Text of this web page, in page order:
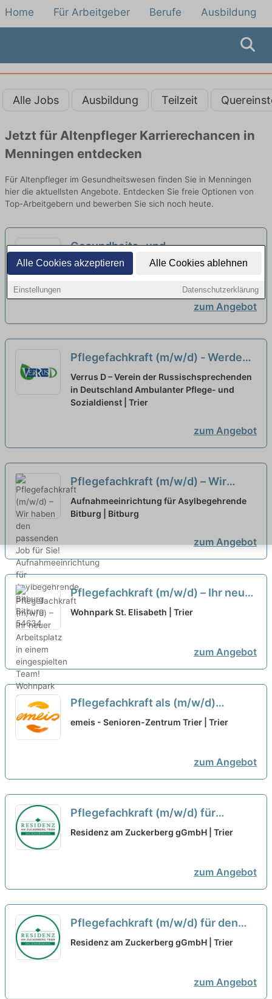
Alle Cookies akzeptieren Alle Cookies ablehnen
Einstellungen Datenschutzerklärung
Home Für Arbeitgeber Berufe Ausbildung
Alle Jobs Ausbildung Teilzeit
Jetzt für Altenpfleger Karrierechancen in
Menningen entdecken
Für Altenpfleger im Gesundheitswesen finden Sie in Menningen
hier die aktuellsten Angebote. Entdecken Sie freie Optionen von
Top-Arbeitgebern und bewerben Sie sich noch heute.
Gesundheits- und
Krankenpfleger:in (m/w/d) – Wir
haben den passenden Job für Sie!
neu
Aufnahmeeinrichtung für Asylbegehrende
Bitburg | Bitburg
zum Angebot
Pflegefachkraft (m/w/d) - Werde
Teil unseres Teams! neu
Verrus D – Verein der Russischsprechenden
in Deutschland Ambulanter Pflege- und
Sozialdienst | Trier
zum Angebot
Pflegefachkraft (m/w/d) – Wir
haben den passenden Job für Sie!
neu
Aufnahmeeinrichtung für Asylbegehrende
Bitburg | Bitburg
zum Angebot
Pflegefachkraft (m/w/d) – Ihr neuer
Arbeitsplatz in einem
Wohnpark St. Elisabeth | Trier
zum Angebot
Pflegefachkraft als (m/w/d)
Wohnbereichsleitung - Hilf uns
emeis - Senioren-Zentrum Trier | Trier
zum Angebot
Pflegefachkraft (m/w/d) für
unseren hauseigenen ambulanten
Residenz am Zuckerberg gGmbH | Trier
zum Angebot
Pflegefachkraft (m/w/d) für den
stationären Bereich - Werden Sie
Residenz am Zuckerberg gGmbH | Trier
zum Angebot